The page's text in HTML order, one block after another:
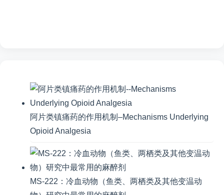
阿片类镇痛药的作用机制–Mechanisms Underlying
Opioid Analgesia
MS-222：冷血动物（鱼类、两栖类及其他变温动